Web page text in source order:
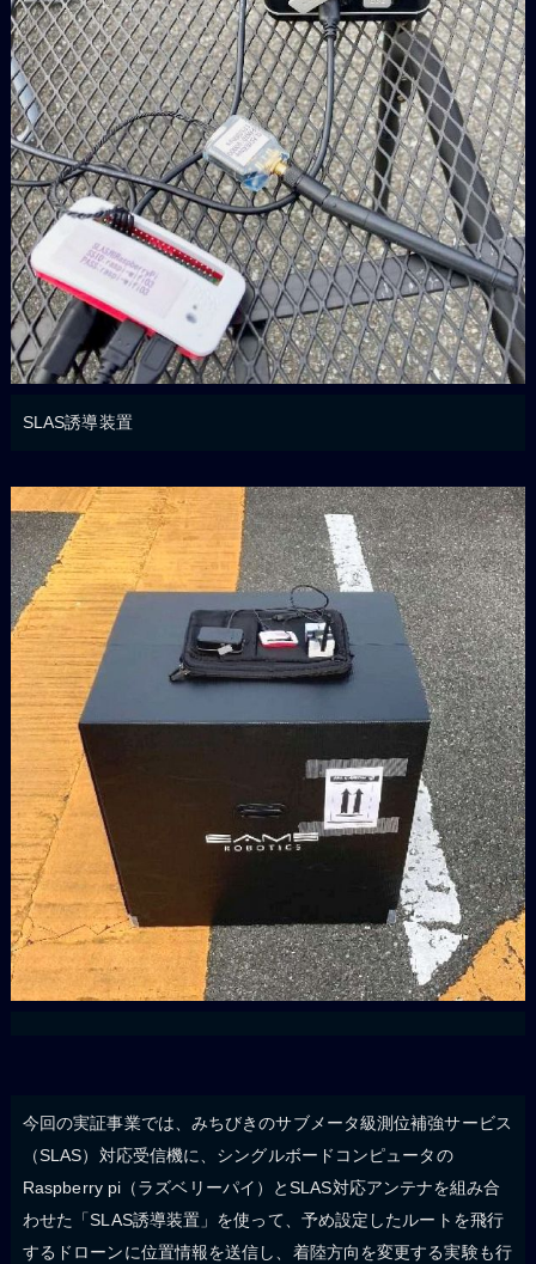
SLAS誘導装置
今回の実証事業では、みちびきのサブメータ級測位補強サービス
（SLAS）対応受信機に、シングルボードコンピュータの
Raspberry pi（ラズベリーパイ）とSLAS対応アンテナを組み合
わせた「SLAS誘導装置」を使って、予め設定したルートを飛行
するドローンに位置情報を送信し、着陸方向を変更する実験も行